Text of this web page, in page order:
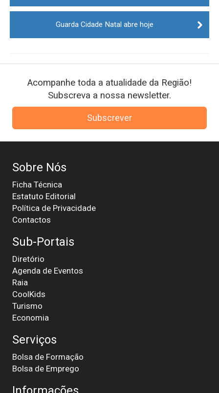
Guarda Cidade Natal abre hoje
Acompanhe toda a atualidade da Região!
Subscreva a nossa newsletter.
Subscrever
Sobre Nós
Ficha Técnica
Estatuto Editorial
Política de Privacidade
Contactos
Sub-Portais
Diretório
Agenda de Eventos
Raia
CoolKids
Turismo
Economia
Serviços
Bolsa de Formação
Bolsa de Emprego